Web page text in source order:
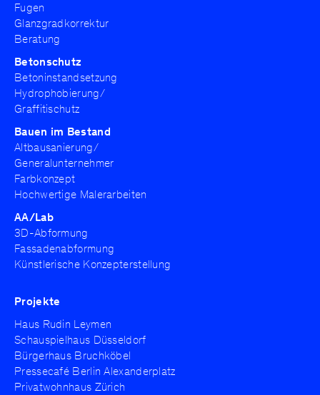
Fugen
Glanzgradkorrektur
Beratung
Betonschutz
Betoninstandsetzung
Hydrophobierung/
Graffitischutz
Bauen im Bestand
Altbausanierung/
Generalunternehmer
Farbkonzept
Hochwertige Malerarbeiten
AA/Lab
3D-Abformung
Fassadenabformung
Künstlerische Konzepterstellung
Projekte
Haus Rudin Leymen
Schauspielhaus Düsseldorf
Bürgerhaus Bruchköbel
Pressecafé Berlin Alexanderplatz
Privatwohnhaus Zürich